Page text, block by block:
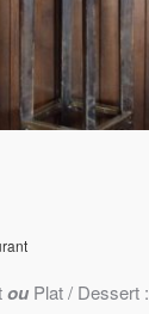
ouPlat / Dessert :